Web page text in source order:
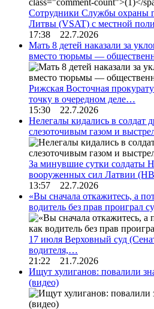
Сотрудники Службы охраны
Литвы (VSAT) с местной
17:38 22.7.2026
Мать 8 детей наказали за
вместо тюрьмы —
Рижская Восточная
точку в очередном деле…
15:30 22.7.2026
Нелегалы кидались в солдат
слезоточивым газом и
За минувшие сутки солдаты
вооруженных сил Латвии
13:57 22.7.2026
«Вы сначала откажитесь, а
водитель без прав проиграл
17 июля Верховный суд
водителя,…
21:22 21.7.2026
Ищут хулиганов: повалили
(видео)